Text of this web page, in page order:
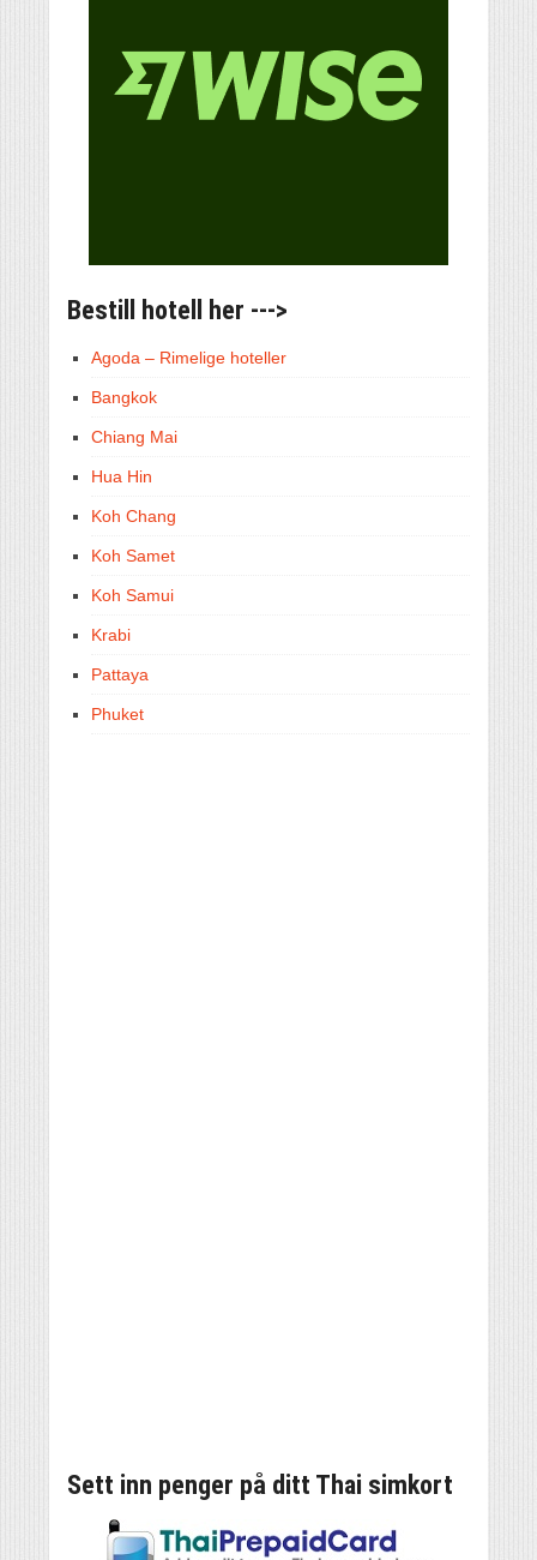
Bestill hotell her --->
Agoda – Rimelige hoteller
Bangkok
Chiang Mai
Hua Hin
Koh Chang
Koh Samet
Koh Samui
Krabi
Pattaya
Phuket
Sett inn penger på ditt Thai simkort